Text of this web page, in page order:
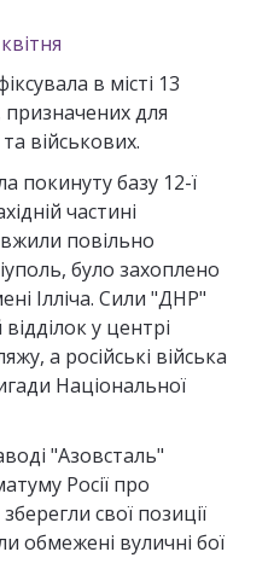
в місті 13
призначених для
військових.
покинуту базу 12-ї
частині
повільно
було захоплено
Ілліча. Сили "ДНР"
у центрі
а російські війська
Національної
"Азовсталь"
Росії про
свої позиції
обмежені вуличні бої